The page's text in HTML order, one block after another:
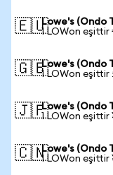
🇪🇺Lowe's (Ondo
1 LOWon
🇬🇧Lowe's (Ondo
1 LOWon eşittir
🇯🇵Lowe's (Ondo
1 LOWon eşittir
🇨🇳Lowe's (Ondo
1 LOWon eşittir